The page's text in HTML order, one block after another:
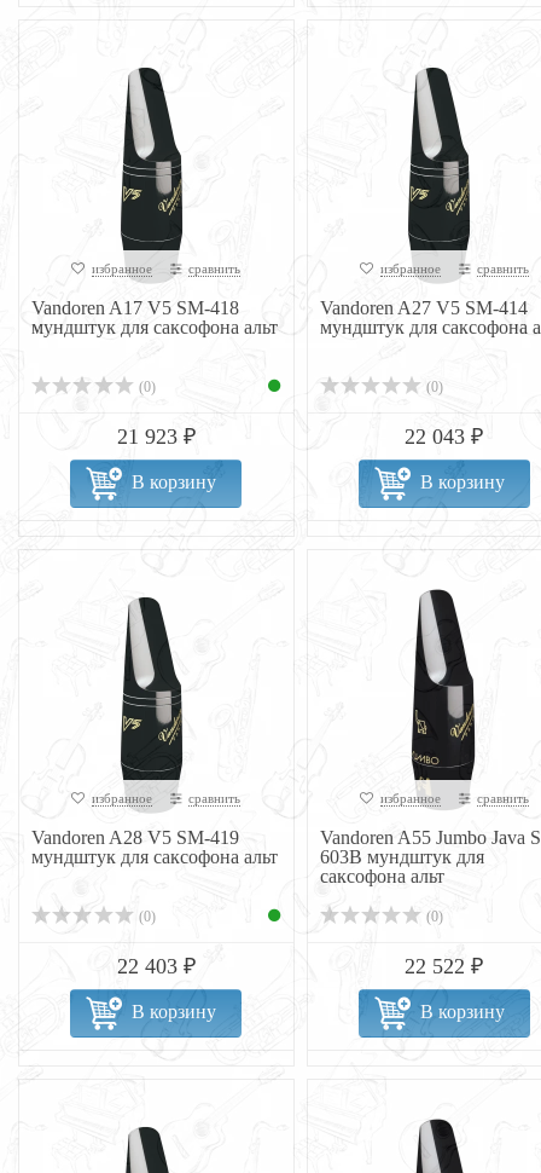
избранное сравнить
Vandoren A17 V5 SM-418
мундштук для саксофона альт
(0)
21 923 ₽
В корзину
избранное сравнить
Vandoren A27 V5 SM-414
мундштук для саксофона
(0)
22 043 ₽
В корзину
избранное сравнить
Vandoren A28 V5 SM-419
мундштук для саксофона альт
(0)
22 403 ₽
В корзину
избранное сравнить
Vandoren A55 Jumbo Java
603B мундштук для
саксофона альт
(0)
22 522 ₽
В корзину